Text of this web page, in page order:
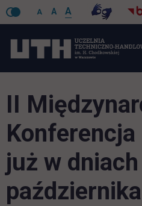
A A A
II
Konferencja
już w
października